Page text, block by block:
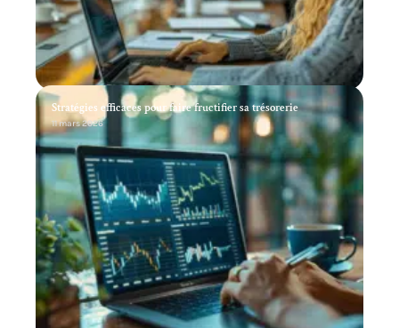
Stratégies efficaces pour faire fructifier sa trésorerie
11 mars 2026